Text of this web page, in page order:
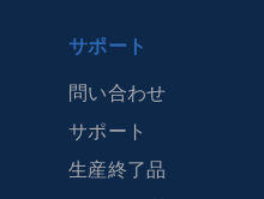
サポート
問い合わせ
サポート
生産終了品